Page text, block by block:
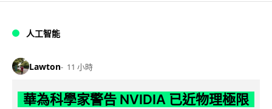
人工智能
Lawton 11 小時
華為科學家警告 NVIDIA 已近物理極限